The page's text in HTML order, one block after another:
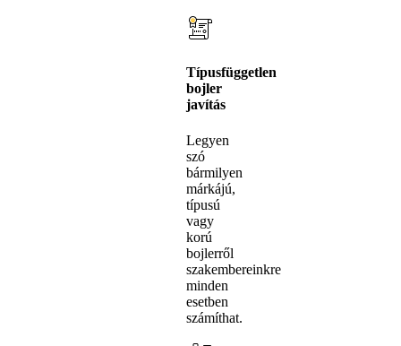
Típusfüggetlen
bojler
javítás
Legyen
szó
bármilyen
márkájú,
típusú
vagy
korú
bojlerről
szakembereinkre
minden
esetben
számíthat.